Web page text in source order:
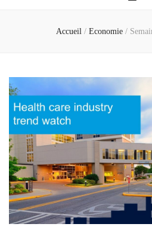
Accueil / Economie /